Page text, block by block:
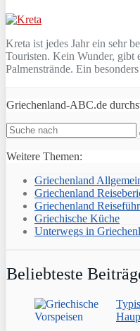
Kreta ist jedes Jahr ein sehr
Touristen. Kein Wunder, gibt
Palmenstrände. Ein
Griechenland-ABC.de
Weitere Themen:
Griechenland
Griechenland
Griechenland
Griechische Küche
Unterwegs in
Beliebteste